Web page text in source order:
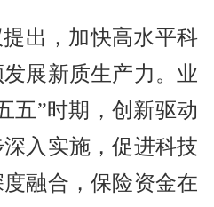
出，加快高水平科
展新质生产力。业
五”时期，创新驱动
入实施，促进科技
融合，保险资金在